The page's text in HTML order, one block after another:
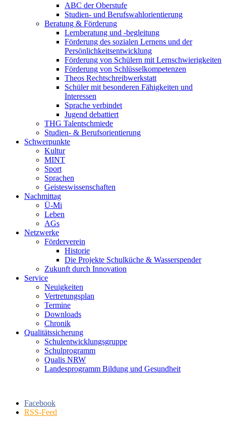
ABC der Oberstufe
Studien- und Berufswahlorientierung
Beratung & Förderung
Lernberatung und -begleitung
Förderung des sozialen Lernens und der
Persönlichkeitsentwicklung
Förderung von Schülern mit Lernschwierigkeiten
Förderung von Schlüsselkompetenzen
Theos Rechtschreibwerkstatt
Schüler mit besonderen Fähigkeiten und
Interessen
Sprache verbindet
Jugend debattiert
THG Talentschmiede
Studien- & Berufsorientierung
Schwerpunkte
Kultur
MINT
Sport
Sprachen
Geisteswissenschaften
Nachmittag
Ü-Mi
Leben
AGs
Netzwerke
Förderverein
Historie
Die Projekte Schulküche & Wasserspender
Zukunft durch Innovation
Service
Neuigkeiten
Vertretungsplan
Termine
Downloads
Chronik
Qualitätssicherung
Schulentwicklungsgruppe
Schulprogramm
Qualis NRW
Landesprogramm Bildung und Gesundheit
Facebook
RSS-Feed